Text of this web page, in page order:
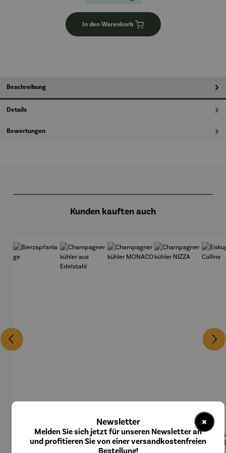
In den Warenkorb
Beschreibung
Details
Bewertungen
Kunden kauften auch
Bierzapfa
nlage
Champag
nerkühler
Champag
nerkühler
Champag
nerkühler
×
Newsletter
Melden Sie sich jetzt für unseren Newsletter an
und profitieren Sie von einer versandkostenfreien
Bestellung!